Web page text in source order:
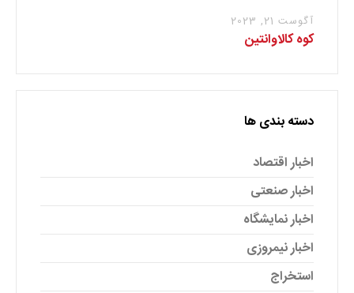
آگوست 21, 2023
کوه کالاوانتین
دسته بندی ها
اخبار اقتصاد
اخبار صنعتی
اخبار نمایشگاه
اخبار نیمروزی
استخراج